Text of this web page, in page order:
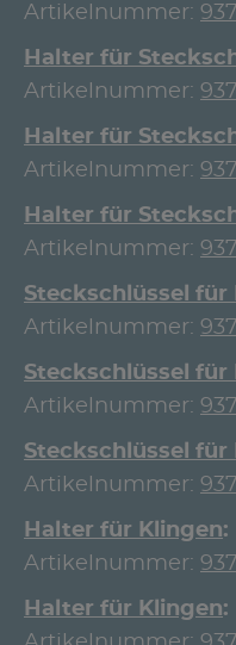
Artikelnummer:
Halter für
Artikelnummer:
Halter für
Artikelnummer:
Halter für
Artikelnummer:
Steckschlüssel
Artikelnummer:
Steckschlüssel
Artikelnummer:
Steckschlüssel
Artikelnummer:
Halter für Klingen
Artikelnummer:
Halter für Klingen